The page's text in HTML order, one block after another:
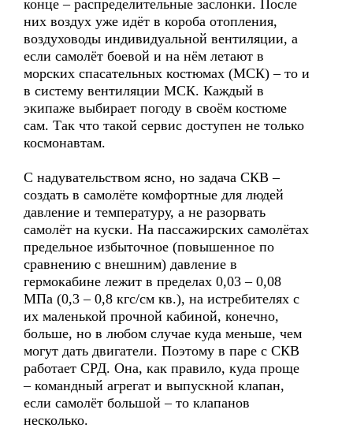
конце – распределительные заслонки. После
них воздух уже идёт в короба отопления,
воздуховоды индивидуальной вентиляции, а
если самолёт боевой и на нём летают в
морских спасательных костюмах (МСК) – то и
в систему вентиляции МСК. Каждый в
экипаже выбирает погоду в своём костюме
сам. Так что такой сервис доступен не только
космонавтам.
С надувательством ясно, но задача СКВ –
создать в самолёте комфортные для людей
давление и температуру, а не разорвать
самолёт на куски. На пассажирских самолётах
предельное избыточное (повышенное по
сравнению с внешним) давление в
гермокабине лежит в пределах 0,03 – 0,08
МПа (0,3 – 0,8 кгс/см кв.), на истребителях с
их маленькой прочной кабиной, конечно,
больше, но в любом случае куда меньше, чем
могут дать двигатели. Поэтому в паре с СКВ
работает СРД. Она, как правило, куда проще
– командный агрегат и выпускной клапан,
если самолёт большой – то клапанов
несколько.